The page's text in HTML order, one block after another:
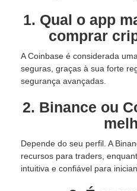
1. Qual o app
comprar
A Coinbase é considerada
seguras, graças à sua forte
segurança avançadas.
2. Binance ou
Depende do seu perfil. A
recursos para traders,
intuitiva e confiável para